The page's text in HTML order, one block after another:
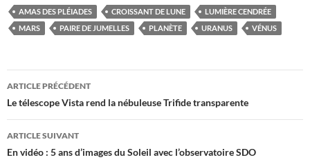
AMAS DES PLÉIADES CROISSANT DE LUNE
LUMIÈRE CENDRÉE
MARS
PAIRE DE JUMELLES PLANÈTE URANUS VÉNUS
Navigation
des
articles
ARTICLE PRÉCÉDENT
Le télescope Vista rend la nébuleuse Trifide transparente
ARTICLE SUIVANT
En vidéo : 5 ans d’images du Soleil avec l’observatoire SDO